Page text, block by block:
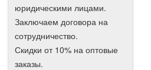
юридическими лицами.
Заключаем договора на
сотрудничество.
Скидки от 10% на оптовые
заказы.